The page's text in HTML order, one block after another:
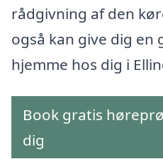
rådgivning af den
også kan give dig en
hjemme hos dig i
Book gratis
dig